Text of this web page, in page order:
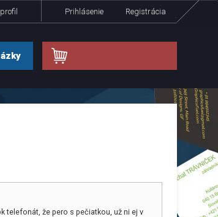
Prihlásenie Registrácia .
telefonát, že pero s pečiatkou, už ni ej v